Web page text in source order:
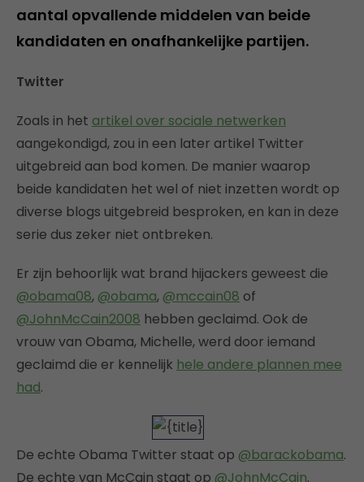
aantal opvallende middelen van beide
kandidaten en onafhankelijke partijen.
Twitter
Zoals in het artikel over sociale netwerken
aangekondigd, zou in een later artikel Twitter
uitgebreid aan bod komen. De manier waarop
beide kandidaten het wel of niet inzetten wordt op
diverse blogs uitgebreid besproken, en kan in deze
serie dus zeker niet ontbreken.
Er zijn behoorlijk wat brand hijackers geweest die
@obama08, @obama, @mccain08 of
@JohnMcCain2008 hebben geclaimd. Ook de
vrouw van Obama, Michelle, werd door iemand
geclaimd die er kennelijk hele andere plannen mee
had.
De echte Obama Twitter staat op @barackobama.
De echte van McCain staat op @JohnMcCain.